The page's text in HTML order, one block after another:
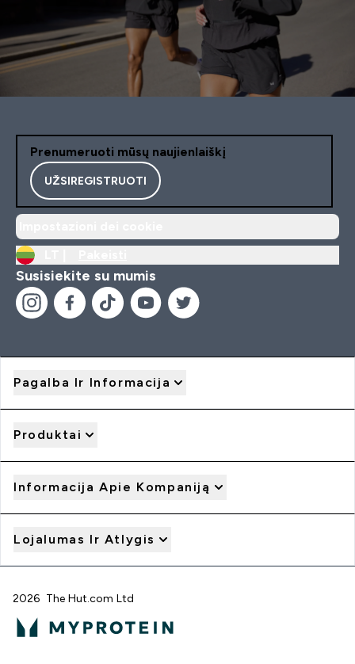
Prenumeruoti mūsų naujienlaiškį
UŽSIREGISTRUOTI
Susisiekite su mumis
Pagalba Ir Informacija
Produktai
Informacija Apie Kompaniją
Lojalumas Ir Atlygis
2026 The Hut.com Ltd